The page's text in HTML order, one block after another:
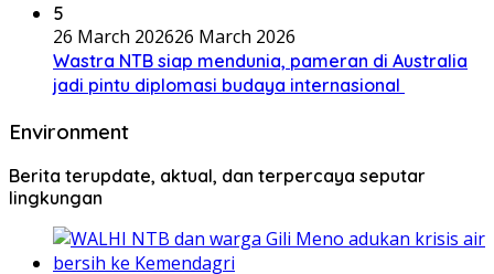
5
26 March 202626 March 2026
Wastra NTB siap mendunia, pameran di Australia
jadi pintu diplomasi budaya internasional
Environment
Berita terupdate, aktual, dan terpercaya seputar
lingkungan